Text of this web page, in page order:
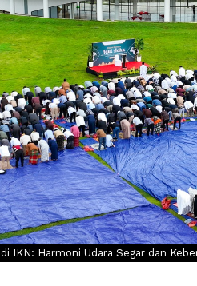
IKN: Harmoni Udara Segar dan